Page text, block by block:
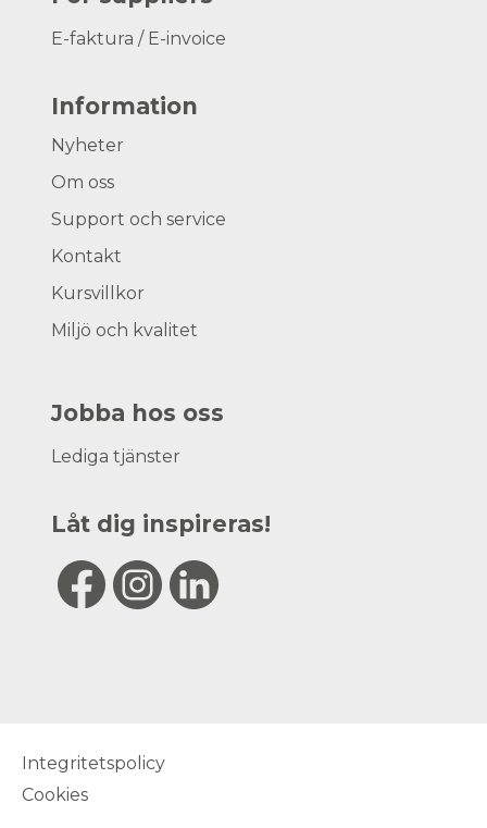
E-faktura / E-invoice
Information
Nyheter
Om oss
Support och service
Kontakt
Kursvillkor
Miljö och kvalitet
Jobba hos oss
Lediga tjänster
Låt dig inspireras!
Integritetspolicy
Cookies